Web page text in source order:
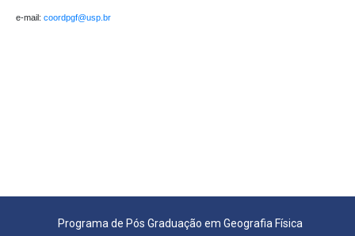
e-mail: coordpgf@usp.br
Programa de Pós Graduação em Geografia Física